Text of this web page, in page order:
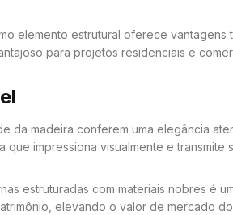
elemento estrutural oferece
para projetos residenciais e
da madeira conferem uma elegância
impressiona visualmente e transmite
estruturadas com materiais nobres é
elevando o valor de mercado